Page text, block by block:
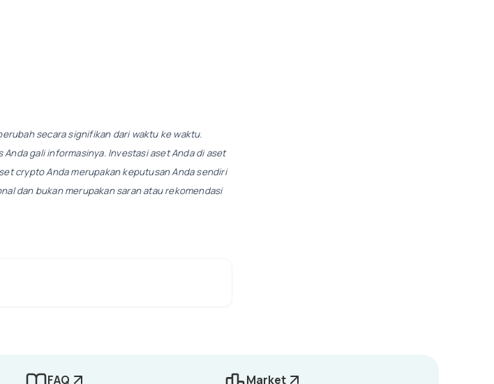
secara signifikan dari waktu ke waktu.
gali informasinya. Investasi aset Anda di aset
crypto Anda merupakan keputusan Anda sendiri
dan bukan merupakan saran atau rekomendasi
FAQ Market